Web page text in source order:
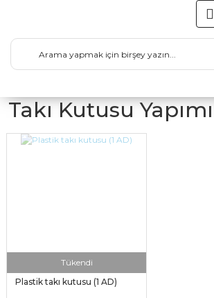
Takı Kutusu Yapımı
Tükendi
Plastik takı kutusu (1 AD)